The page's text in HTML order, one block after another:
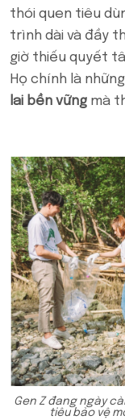
thói quen tiêu
trình dài và đầy
giờ thiếu quyết
Họ chính là
lai bền vững mà
Gen Z đang ngày
tiêu bảo vệ